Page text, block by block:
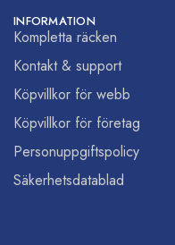
INFORMATION
Kompletta räcken
Kontakt & support
Köpvillkor för webb
Köpvillkor för företag
Personuppgiftspolicy
Säkerhetsdatablad